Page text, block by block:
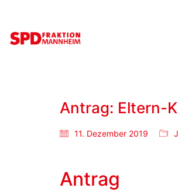
Antrag: Eltern-
11. Dezember 2019
Antrag